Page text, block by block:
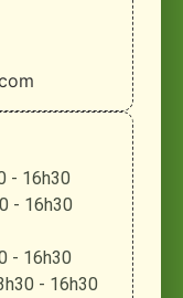
- 16h30
- 16h30
- 16h30
- 16h30